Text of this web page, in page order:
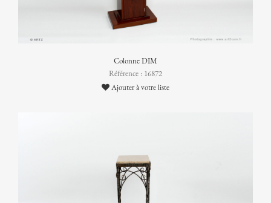
Colonne DIM
Référence : 16872
Ajouter à votre liste